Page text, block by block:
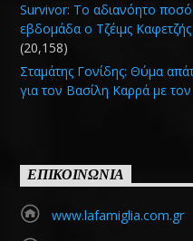
Survivor: Το αδιανόητο
εβδομάδα ο Τζέιμς
(20,158)
Σταμάτης Γονίδης: Θύμα
για τον Βασίλη Καρρά με
ΕΠΙΚΟΙΝΩΝΙΑ
www.lafamiglia.com.gr